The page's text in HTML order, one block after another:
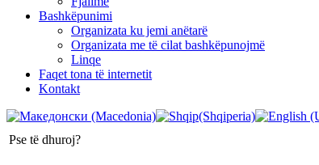
Bashkëpunimi
Organizata ku jemi anëtarë
Organizata me të cilat bashkëpunojmë
Linqe
Faqet tona të internetit
Kontakt
Pse të dhuroj?